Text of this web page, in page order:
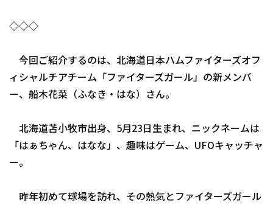
運営会社
特定商取引法の表示 アルバイト募集 （別ウィンドウで開く
◇◇◇
今回ご紹介するのは、北海道日本ハムファイターズオフ
ィシャルチアチーム「ファイターズガール」の新メンバ
ー、船木花菜（ふなき・はな）さん。
北海道苫小牧市出身、5月23日生まれ、ニックネームは
「はぁちゃん、はなな」、趣味はゲーム、UFOキャッチャ
ー。
昨年初めて球場を訪れ、その熱気とファイターズガール